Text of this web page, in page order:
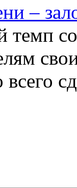
–
темп
всего